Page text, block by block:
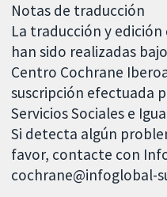
Notas de traducción
La traducción y edición
han sido realizadas
Centro Cochrane
suscripción efectuada
Servicios Sociales e
Si detecta algún
favor, contacte con
cochrane@infoglobal-